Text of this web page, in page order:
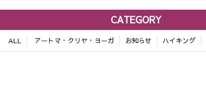
CATEGORY
ALL アートマ・クリヤ・ヨーガ お知らせ ハイキング